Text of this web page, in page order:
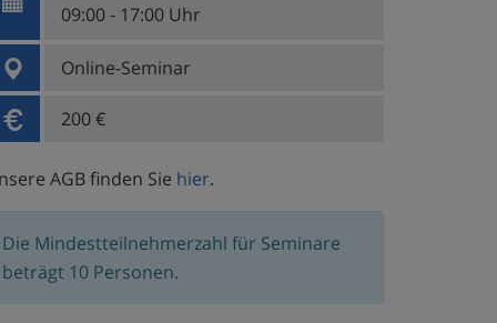
09:00 - 17:00 Uhr
Online-Seminar
200 €
AGB finden Sie hier.
Die Mindestteilnehmerzahl für Seminare
beträgt 10 Personen.